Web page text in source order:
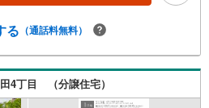
る （通話料無料）
4丁目 （分譲住宅）